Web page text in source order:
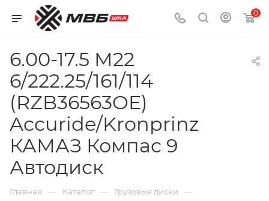
0
6.00-17.5 M22
6/222.25/161/114
(RZB36563OE)
Accuride/Kronprinz
КАМАЗ Компас 9
Автодиск
Главная — Каталог — Грузовые диски —